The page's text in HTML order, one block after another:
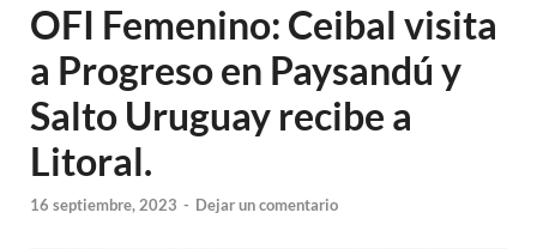
OFI Femenino: Ceibal visita
a Progreso en Paysandú y
Salto Uruguay recibe a
Litoral.
16 septiembre, 2023 - Dejar un comentario